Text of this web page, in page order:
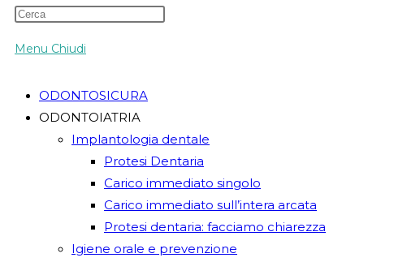
Menu Chiudi
ODONTOSICURA
ODONTOIATRIA
Implantologia dentale
Protesi Dentaria
Carico immediato singolo
Carico immediato sull’intera arcata
Protesi dentaria: facciamo chiarezza
Igiene orale e prevenzione